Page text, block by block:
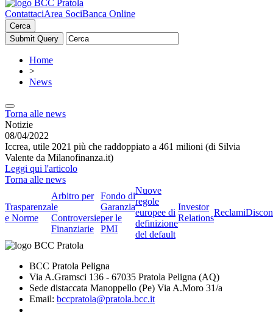
ContattaciArea SociBanca Online
Cerca
Home
>
News
Torna alle news
Notizie
08/04/2022
Iccrea, utile 2021 più che raddoppiato a 461 milioni (di Silvia
Valente da Milanofinanza.it)
Leggi qui l'articolo
Torna alle news
Trasparenza
e Norme
Arbitro per
le
Controversie
Finanziarie
Fondo di
Garanzia
per le
PMI
Nuove
regole
europee di
definizione
del default
Investor
Relations
Reclami
BCC Pratola Peligna
Via A.Gramsci 136 - 67035 Pratola Peligna (AQ)
Sede distaccata Manoppello (Pe) Via A.Moro 31/a
Email: bccpratola@pratola.bcc.it